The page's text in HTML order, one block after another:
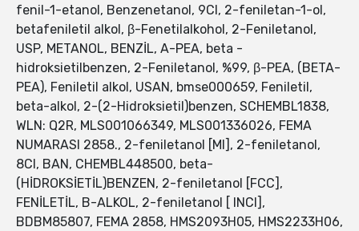
fenil-1-etanol, Benzenetanol, 9CI, 2-feniletan-1-ol,
betafeniletil alkol, β-Fenetilalkohol, 2-Feniletanol,
USP, METANOL, BENZİL, A-PEA, beta -
hidroksietilbenzen, 2-Feniletanol, %99, β-PEA, (BETA-
PEA), Feniletil alkol, USAN, bmse000659, Feniletil,
beta-alkol, 2-(2-Hidroksietil)benzen, SCHEMBL1838,
WLN: Q2R, MLS001066349, MLS001336026, FEMA
NUMARASI 2858., 2-feniletanol [MI], 2-feniletanol,
8CI, BAN, CHEMBL448500, beta-
(HİDROKSİETİL)BENZEN, 2-feniletanol [FCC],
FENİLETİL, B-ALKOL, 2-feniletanol [ INCI],
BDBM85807, FEMA 2858, HMS2093H05, HMS2233H06,